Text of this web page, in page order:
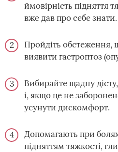
ймовірність підняття
вже дав про себе знати.
Пройдіть обстеження,
виявити гастроптоз
Вибирайте щадну
і, якщо це не
усунути дискомфорт.
Допомагають при
підняттям тяжкості,